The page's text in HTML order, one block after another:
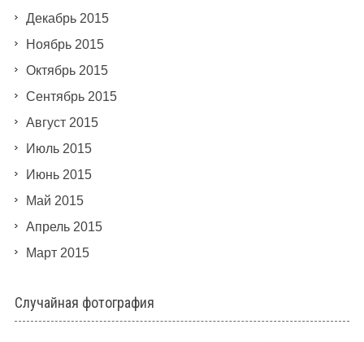
Декабрь 2015
Ноябрь 2015
Октябрь 2015
Сентябрь 2015
Август 2015
Июль 2015
Июнь 2015
Май 2015
Апрель 2015
Март 2015
Случайная фотография